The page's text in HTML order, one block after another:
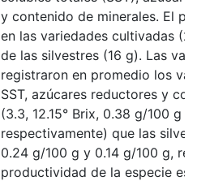
y contenido de minerales. El
en las variedades cultivadas
de las silvestres (16 g). Las
registraron en promedio los
SST, azúcares reductores y
(3.3, 12.15° Brix, 0.38 g/100 g y
respectivamente) que las
0.24 g/100 g y 0.14 g/100 g,
productividad de la especie es